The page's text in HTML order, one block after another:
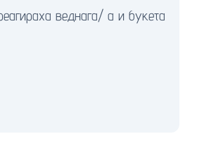
веднага/ а и букета